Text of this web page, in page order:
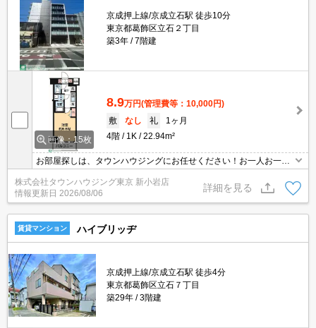
京成押上線/京成立石駅 徒歩10分
東京都葛飾区立石２丁目
築3年
7階建
画像：15枚
8.9万円(管理費等：10,000円)
敷
なし 礼
1ヶ月
4階
1K 22.94m²
お部屋探しは、タウンハウジングにお任せください！お一人お一人
様に合ったお部屋をお探し致します。分からないことは何でもご相
談くださいませ。
株式会社タウンハウジング東京 新小岩店
情報更新日 2026/08/06
詳細を見る
賃貸マンション ハイブリッヂ
京成押上線/京成立石駅 徒歩4分
東京都葛飾区立石７丁目
築29年
3階建